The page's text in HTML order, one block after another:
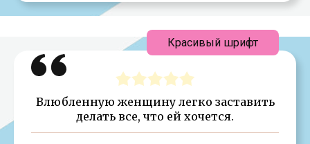
Влюбленную женщину легко заставить
делать все, что ей хочется.
Красивый шрифт